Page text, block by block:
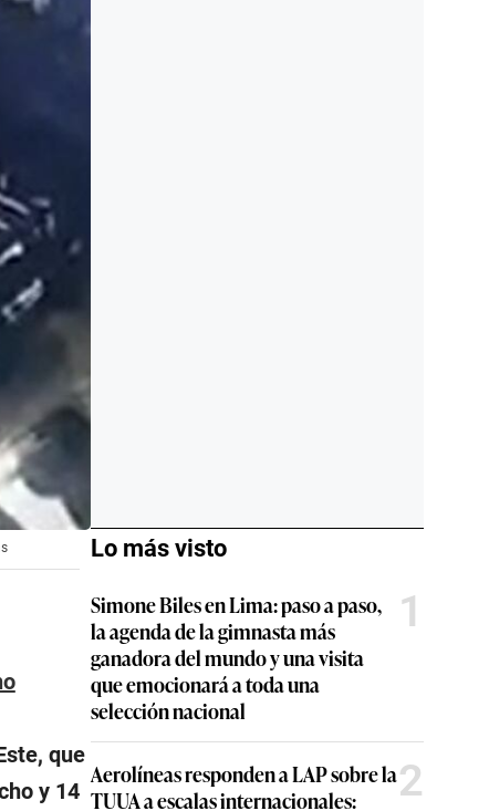
que
y 14
Lo más visto
Simone Biles en Lima: paso a paso,
la agenda de la gimnasta más
ganadora del mundo y una visita
que emocionará a toda una
selección nacional
1
Aerolíneas responden a LAP sobre la
TUUA a escalas internacionales:
2